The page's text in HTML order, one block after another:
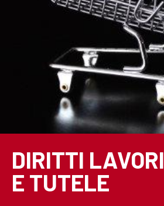
DIRITTI LAVORI
E TUTELE